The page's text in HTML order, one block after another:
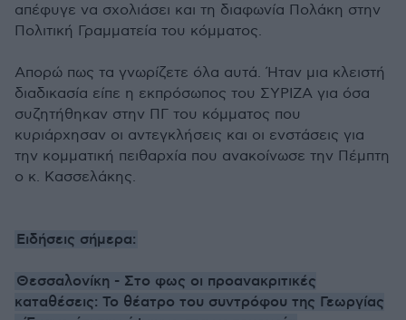
απέφυγε να σχολιάσει και τη διαφωνία Πολάκη στην
Πολιτική Γραμματεία του κόμματος.
Απορώ πως τα γνωρίζετε όλα αυτά. Ήταν μια κλειστή
διαδικασία είπε η εκπρόσωπος του ΣΥΡΙΖΑ για όσα
συζητήθηκαν στην ΠΓ του κόμματος που
κυριάρχησαν οι αντεγκλήσεις και οι ενστάσεις για
την κομματική πειθαρχία που ανακοίνωσε την Πέμπτη
ο κ. Κασσελάκης.
Ειδήσεις σήμερα:
Θεσσαλονίκη - Στο φως οι προανακριτικές
καταθέσεις: Το θέατρο του συντρόφου της Γεωργίας